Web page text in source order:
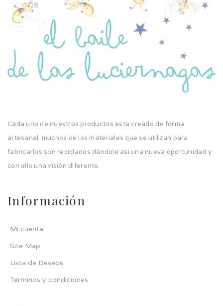
Cada uno de nuestros productos esta creado de forma
artesanal, muchos de los materiales que se utilizan para
fabricarlos son reciclados dándole así una nueva oportunidad y
con ello una visión diferente.
Información
Mi cuenta
Site Map
Lista de Deseos
Terminos y condiciones